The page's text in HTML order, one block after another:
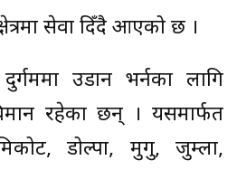
सेवा दिँदै आएको छ ।
उडान भर्नका लागि
रहेका छन् । यसमार्फत
डोल्पा, मुगु, जुम्ला,